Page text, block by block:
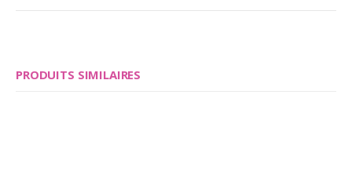
PRODUITS SIMILAIRES